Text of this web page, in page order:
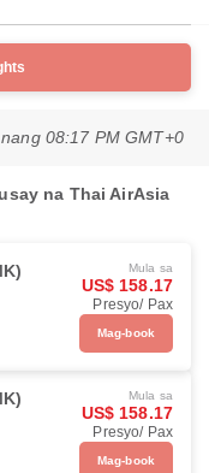
08:17 PM GMT+0
na Thai AirAsia
Mula sa
US$ 158.17
Presyo/ Pax
Mag-book
Mula sa
US$ 158.17
Presyo/ Pax
Mag-book